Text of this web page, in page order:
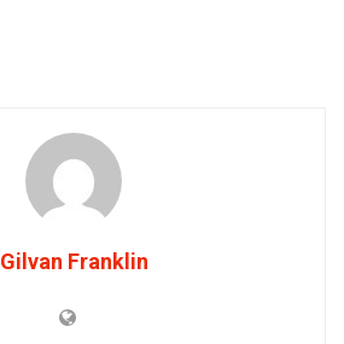
Gilvan Franklin